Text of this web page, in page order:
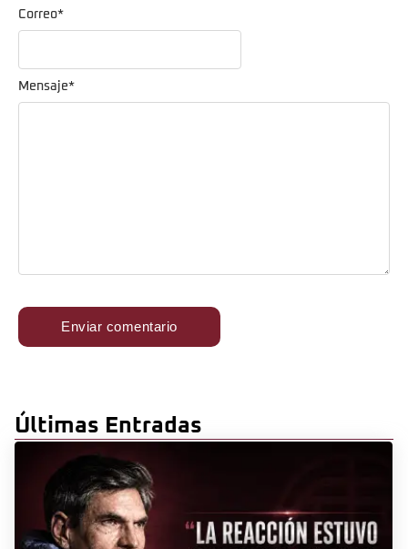
Mensaje*
Correo*
Últimas Entradas